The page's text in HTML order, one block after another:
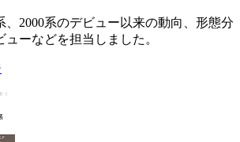
、2000系のデビュー以来の動向、形態分
ーなどを担当しました。